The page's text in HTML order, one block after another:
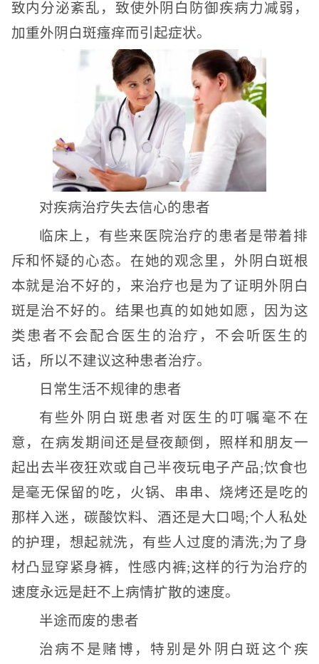
致内分泌紊乱，致使外阴白防御疾病力减弱，
加重外阴白斑瘙痒而引起症状。
对疾病治疗失去信心的患者
临床上，有些来医院治疗的患者是带着排
斥和怀疑的心态。在她的观念里，外阴白斑根
本就是治不好的，来治疗也是为了证明外阴白
斑是治不好的。结果也真的如她如愿，因为这
类患者不会配合医生的治疗，不会听医生的
话，所以不建议这种患者治疗。
日常生活不规律的患者
有些外阴白斑患者对医生的叮嘱毫不在
意，在病发期间还是昼夜颠倒，照样和朋友一
起出去半夜狂欢或自己半夜玩电子产品;饮食也
是毫无保留的吃，火锅、串串、烧烤还是吃的
那样入迷，碳酸饮料、酒还是大口喝;个人私处
的护理，想起就洗，有些人过度的清洗;为了身
材凸显穿紧身裤，性感内裤;这样的行为治疗的
速度永远是赶不上病情扩散的速度。
半途而废的患者
治病不是赌博，特别是外阴白斑这个疾